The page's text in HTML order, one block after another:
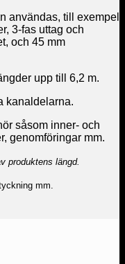
användas, till exempel
3-fas uttag och
och 45 mm
upp till 6,2 m.
kanaldelarna.
såsom inner- och
genomföringar mm.
produktens längd.
mm.